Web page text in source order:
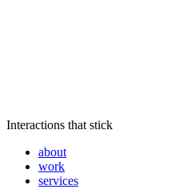
Interactions that stick
about
work
services